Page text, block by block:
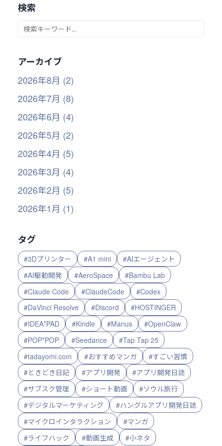
検索
アーカイブ
2026年8月 (2)
2026年7月 (8)
2026年6月 (4)
2026年5月 (2)
2026年4月 (5)
2026年3月 (4)
2026年2月 (5)
2026年1月 (1)
タグ
#3Dプリンター #A1 mini
#AIエージェント
#AI駆動開発
#AeroSpace
#Bambu Lab
#Claude Code
#ClaudeCode
#Codex
#DaVinci Resolve
#Discord
#HOSTINGER
#IDEA*PAD
#Kindle #Manus
#OpenClaw
#POP*POP
#Seedance
#Tap Tap 25
#tadayomi.com
#おすすめマンガ
#すごい習慣
#ときどき日記
#アプリ開発
#アプリ開発日誌
#サブスク管理
#ショート動画
#ソウル旅行
#デジタルマーケティング
#ハングルアプリ開発日誌
#マイクロインタラクション
#マンガ
#ライフハック
#動画生成
#小ネタ